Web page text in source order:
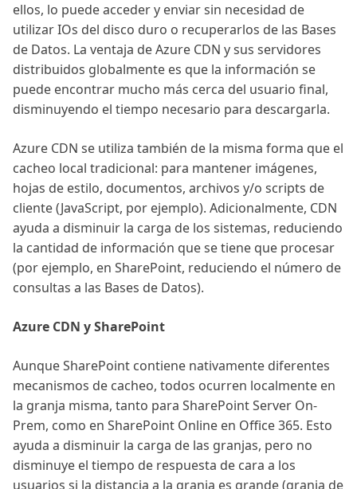
ellos, lo puede acceder y enviar sin necesidad de
utilizar IOs del disco duro o recuperarlos de las Bases
de Datos. La ventaja de Azure CDN y sus servidores
distribuidos globalmente es que la información se
puede encontrar mucho más cerca del usuario final,
disminuyendo el tiempo necesario para descargarla.
Azure CDN se utiliza también de la misma forma que el
cacheo local tradicional: para mantener imágenes,
hojas de estilo, documentos, archivos y/o scripts de
cliente (JavaScript, por ejemplo). Adicionalmente, CDN
ayuda a disminuir la carga de los sistemas, reduciendo
la cantidad de información que se tiene que procesar
(por ejemplo, en SharePoint, reduciendo el número de
consultas a las Bases de Datos).
Azure CDN y SharePoint
Aunque SharePoint contiene nativamente diferentes
mecanismos de cacheo, todos ocurren localmente en
la granja misma, tanto para SharePoint Server On-
Prem, como en SharePoint Online en Office 365. Esto
ayuda a disminuir la carga de las granjas, pero no
disminuye el tiempo de respuesta de cara a los
usuarios si la distancia a la granja es grande (granja de